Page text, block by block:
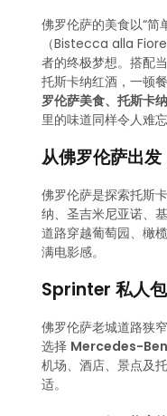
佛罗伦萨的美食以“简
（Bistecca alla
者的终极梦想。搭配
托斯卡纳红酒，一顿
罗伦萨美食、托斯卡
里的味道同样令人难忘
从佛罗伦萨出
佛罗伦萨是探索托斯
纳、圣吉米尼亚诺、
道路穿越葡萄园、橄
满电影感。
Sprinter 私人
佛罗伦萨老城道路狭
选择 Mercedes-
机场、酒店、景点及
适。